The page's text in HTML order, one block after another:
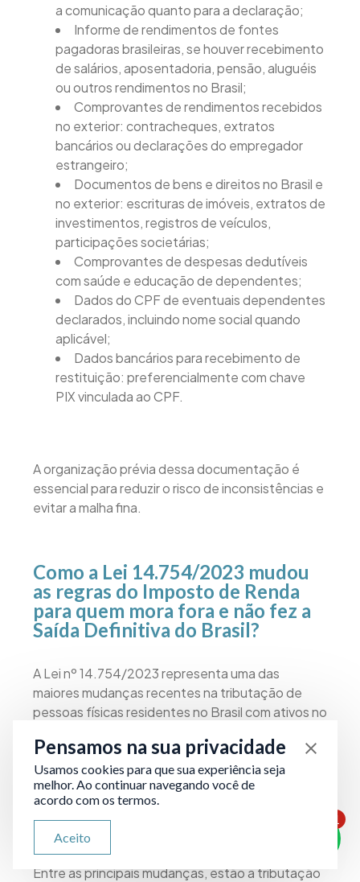
a comunicação quanto para a declaração;
Informe de rendimentos de fontes
pagadoras brasileiras, se houver recebimento
de salários, aposentadoria, pensão, aluguéis
ou outros rendimentos no Brasil;
Comprovantes de rendimentos recebidos
no exterior: contracheques, extratos
bancários ou declarações do empregador
estrangeiro;
Documentos de bens e direitos no Brasil e
no exterior: escrituras de imóveis, extratos de
investimentos, registros de veículos,
participações societárias;
Comprovantes de despesas dedutíveis
com saúde e educação de dependentes;
Dados do CPF de eventuais dependentes
declarados, incluindo nome social quando
aplicável;
Dados bancários para recebimento de
restituição: preferencialmente com chave
PIX vinculada ao CPF.
A organização prévia dessa documentação é
essencial para reduzir o risco de inconsistências e
evitar a malha fina.
Como a Lei 14.754/2023 mudou
as regras do Imposto de Renda
para quem mora fora e não fez a
Saída Definitiva do Brasil?
A Lei nº 14.754/2023 representa uma das
maiores mudanças recentes na tributação de
pessoas físicas residentes no Brasil com ativos no
definitiva do país e, portanto, ainda é tratado
como residente fiscal, as novas regras ampliaram
substancialmente a base de cálculo do imposto
sobre rendimentos obtidos fora do território
Entre as principais mudanças, estão a tributação
1
Pensamos na sua privacidade
Usamos cookies para que sua experiência seja
melhor. Ao continuar navegando você de
acordo com os termos.
Aceito